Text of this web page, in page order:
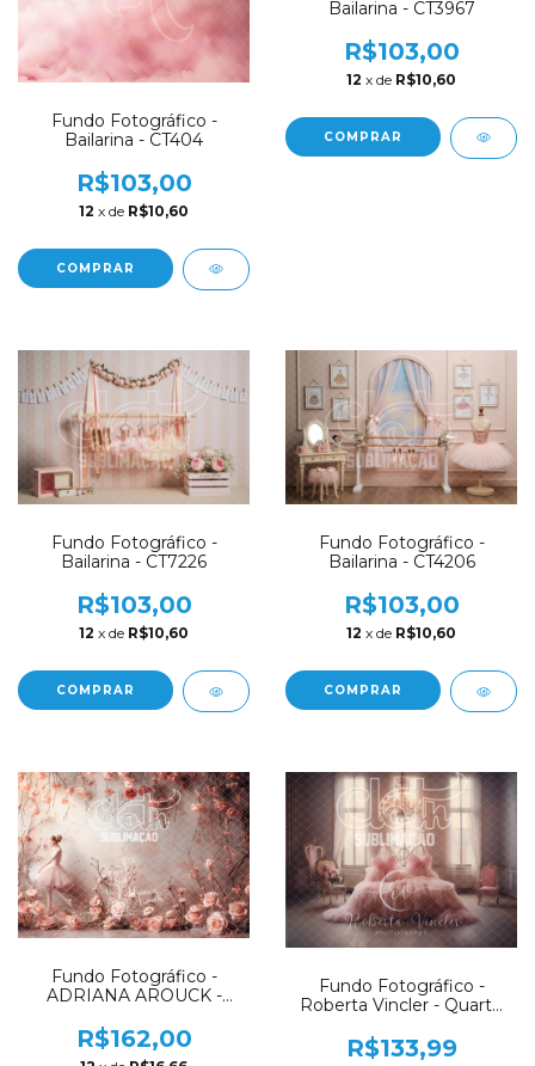
Fundo Fotográfico -
Bailarina - CT404
R$103,00
12 x de R$10,60
COMPRAR
Bailarina - CT3967
R$103,00
12 x de R$10,60
COMPRAR
Fundo Fotográfico -
Bailarina - CT7226
R$103,00
12 x de R$10,60
COMPRAR
Fundo Fotográfico -
Bailarina - CT4206
R$103,00
12 x de R$10,60
COMPRAR
Fundo Fotográfico -
ADRIANA AROUCK -
R$162,00
Fundo Fotográfico -
Roberta Vincler - Quarto
RV06
R$133,99